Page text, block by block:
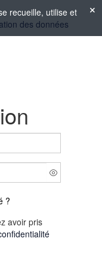
recueille, utilise et
des données
?
avoir pris